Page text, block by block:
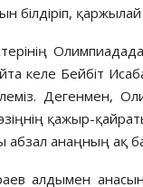
білдіріп,
келе Бейбіт
қажыр-
абзал анаңның ақ
алдымен